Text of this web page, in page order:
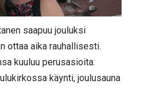
saapuu jouluksi
ottaa aika rauhallisesti.
kuuluu perusasioita:
käynti, joulusauna